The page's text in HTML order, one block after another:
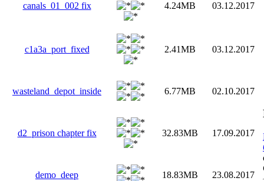
canals_01_002 fix 4.24MB 03.12.2017
c1a3a_port_fixed 2.41MB 03.12.2017
wasteland_depot_inside 6.77MB 02.10.2017
d2_prison chapter fix 32.83MB 17.09.2017
demo_deep 18.83MB 23.08.2017